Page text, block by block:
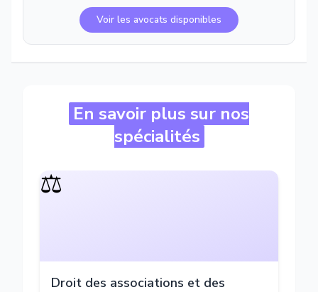
Voir les avocats disponibles
En savoir plus sur nos
spécialités
⚖️
Droit des associations et des